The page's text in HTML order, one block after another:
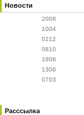
Новости
2008
1004
0212
0810
1908
1306
0703
Расссылка